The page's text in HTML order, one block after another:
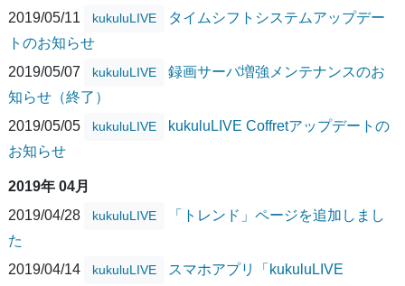
2019/05/11
kukuluLIVE
タイムシフトシステムアップデー
トのお知らせ
2019/05/07
kukuluLIVE
録画サーバ増強メンテナンスのお
知らせ（終了）
2019/05/05
kukuluLIVE
kukuluLIVE Coffretアップデートの
お知らせ
2019年 04月
2019/04/28
kukuluLIVE
「トレンド」ページを追加しまし
た
2019/04/14
kukuluLIVE
スマホアプリ「kukuluLIVE